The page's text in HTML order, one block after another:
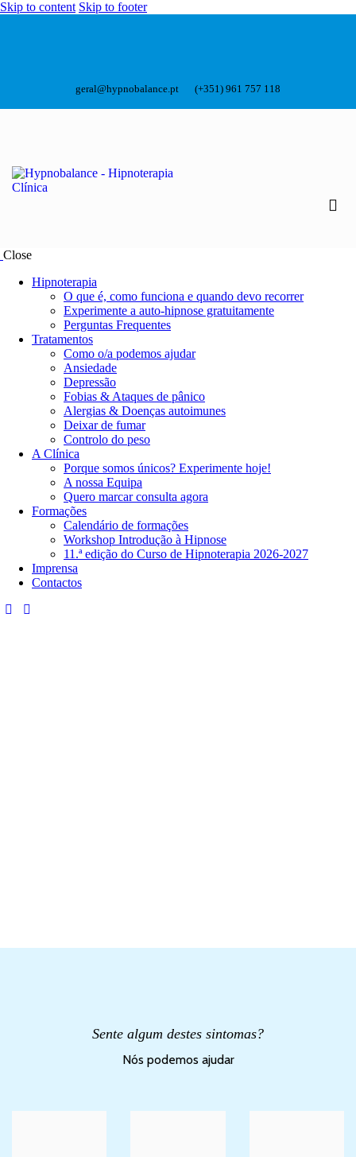
Skip to content Skip to footer
geral@hypnobalance.pt (+351) 961 757 118
Close
Hipnoterapia
O que é, como funciona e quando devo recorrer
Experimente a auto-hipnose gratuitamente
Perguntas Frequentes
Tratamentos
Como o/a podemos ajudar
Ansiedade
Depressão
Fobias & Ataques de pânico
Alergias & Doenças autoimunes
Deixar de fumar
Controlo do peso
A Clínica
Porque somos únicos? Experimente hoje!
A nossa Equipa
Quero marcar consulta agora
Formações
Calendário de formações
Workshop Introdução à Hipnose
11.ª edição do Curso de Hipnoterapia​ 2026-2027
Imprensa
Contactos
Sente algum destes sintomas?
Nós podemos ajudar